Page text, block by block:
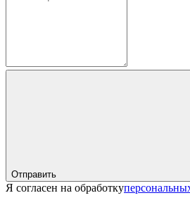
Отправить
Я согласен на обработку